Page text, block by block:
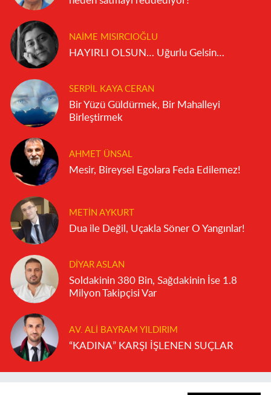
NAIME MISIRCIOĞLU
HAYIRLI OLSUN… Uğurlu Gelsin…
SERPIL KAYA CERAN
Bir Yüzü Güldürmek, Bir Mahalleyi
Birleştirmek
AHMET ÜNSAL
Mesir, Bireysel Egolara Feda Edilemez!
METIN AYKURT
Dua ile Değil, Uçakla Söner O Yangınlar!
DIYAR ASLAN
Soldakinin 380 Bin, Sağdakinin İse 1.8
Milyon Takipçisi Var
AV. ALI BAYRAM YILDIRIM
“KADINA” KARŞI İŞLENEN SUÇLAR